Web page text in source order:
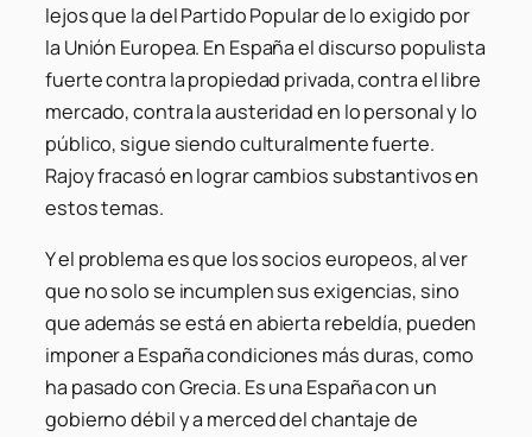
lejos que la del Partido Popular de lo exigido por
la Unión Europea. En España el discurso populista
fuerte contra la propiedad privada, contra el libre
mercado, contra la austeridad en lo personal y lo
público, sigue siendo culturalmente fuerte.
Rajoy fracasó en lograr cambios substantivos en
estos temas.
Y el problema es que los socios europeos, al ver
que no solo se incumplen sus exigencias, sino
que además se está en abierta rebeldía, pueden
imponer a España condiciones más duras, como
ha pasado con Grecia. Es una España con un
gobierno débil y a merced del chantaje de